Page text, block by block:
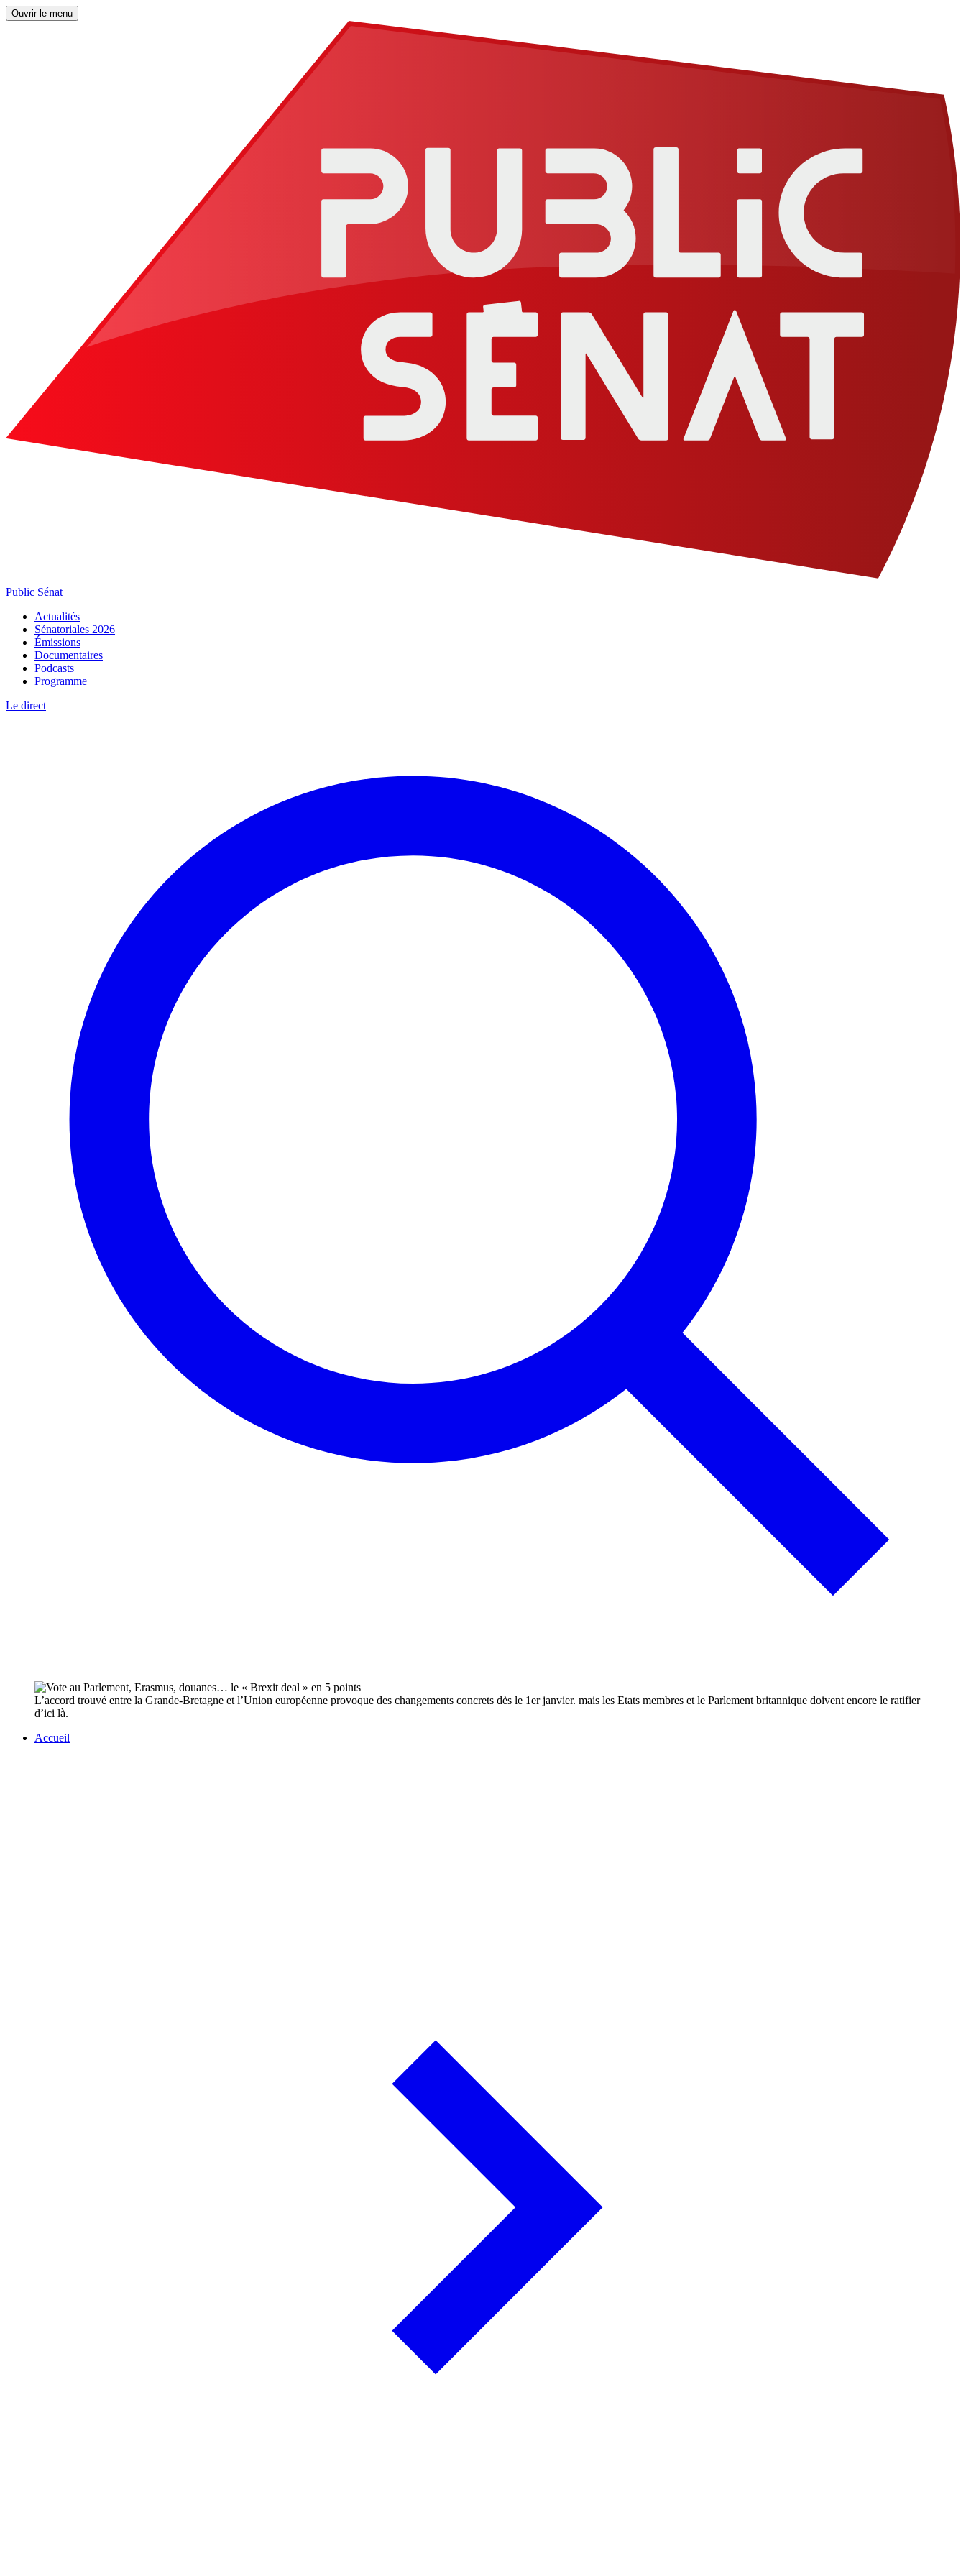
Ouvrir le menu
Public Sénat
Actualités
Sénatoriales 2026
Émissions
Documentaires
Podcasts
Programme
Le direct
L’accord trouvé entre la Grande-Bretagne et l’Union européenne provoque des changements concrets dès le 1er janvier. mais les Etats membres et le Parlement britannique doivent encore le ratifier
d’ici là.
Accueil